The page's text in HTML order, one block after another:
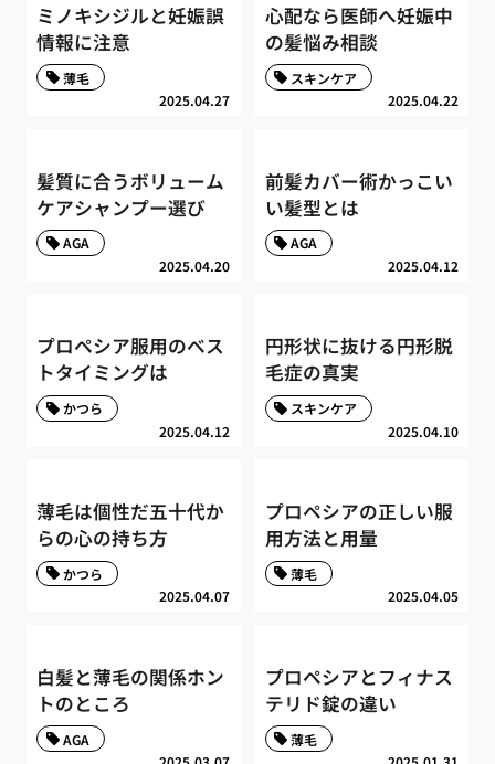
ミノキシジルと妊娠誤
情報に注意
2025.04.27
薄毛
心配なら医師へ妊娠中
の髪悩み相談
2025.04.22
スキンケア
髪質に合うボリューム
ケアシャンプー選び
2025.04.20
AGA
前髪カバー術かっこい
い髪型とは
2025.04.12
AGA
プロペシア服用のベス
トタイミングは
2025.04.12
かつら
円形状に抜ける円形脱
毛症の真実
2025.04.10
スキンケア
薄毛は個性だ五十代か
らの心の持ち方
2025.04.07
かつら
プロペシアの正しい服
用方法と用量
2025.04.05
薄毛
白髪と薄毛の関係ホン
トのところ
AGA
プロペシアとフィナス
テリド錠の違い
薄毛